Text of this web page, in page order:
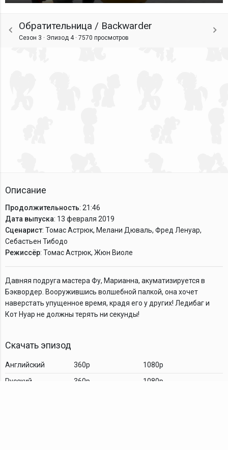
Воспроизвести
Обратительница / Backwarder
Сезон 3 · Эпизод 4 · 7570 просмотров
Описание
Продолжительность: 21:46
Дата выпуска: 13 февраля 2019
Сценарист: Томас Астрюк, Мелани Дюваль, Фред Ленуар,
Себастьен Тибодо
Режиссёр: Томас Астрюк, Жюн Виоле
Давняя подруга мастера Фу, Марианна, акуматизируется в
Бэквордер. Вооружившись волшебной палкой, она хочет
наверстать упущенное время, крадя его у других! Ледибаг и
Кот Нуар не должны терять ни секунды!
Скачать эпизод
Английский 360p
1080p
Русский
360p 1080p